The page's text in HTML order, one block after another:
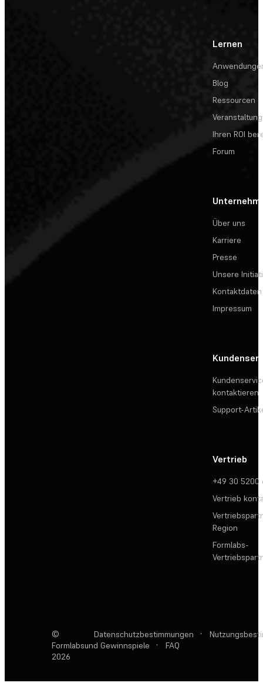
Lernen
Blog
Ressourcen
Ihren ROI
Forum
Über uns
Karriere
Presse
Unsere
Kontaktdaten
Impressum
kontaktieren
Support-
Vertrieb
+49 30 5200
Vertrieb
Region
Formlabs-
©
Formlabs
2026
Datenschutzbestimmungen ·
und Gewinnspiele
· FAQ